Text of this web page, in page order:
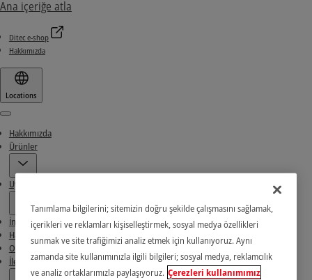
Ana içeriğe atla
Ditec e-shop
Hakkımızda
Locations
Menu
Hakkımızda
Ürünler
Uygulamalar
İndirme Alanı
Haberler ve Başarı Öyküleri
Ortaklarımızı bulun
İletişim
Tanımlama bilgilerini; sitemizin doğru şekilde çalışmasını sağlamak,
içerikleri ve reklamları kişiselleştirmek, sosyal medya özellikleri
sunmak ve site trafiğimizi analiz etmek için kullanıyoruz. Aynı
zamanda site kullanımınızla ilgili bilgileri; sosyal medya, reklamcılık
ve analiz ortaklarımızla paylaşıyoruz. Çerezleri kullanımımız